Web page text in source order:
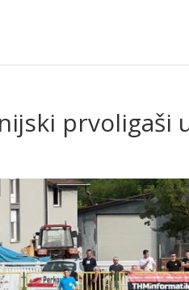
prvoligaši